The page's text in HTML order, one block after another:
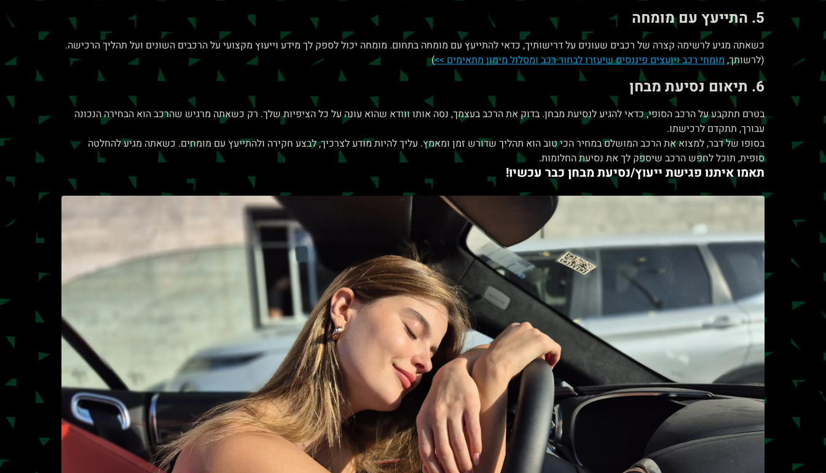
5. התייעץ עם מומחה
כשאתה מגיע לרשימה קצרה של רכבים שעונים על דרישותיך, כדאי להתייעץ עם מומחה בתחום. מומחה יכול לספק לך מידע וייעוץ מקצועי על הרכבים השונים ועל תהליך הרכישה.
(לרשותך,מומחי רכב ויועצים פיננסים שיעזרו לבחור רכב ומסלול מימון מתאימים >>)
6. תיאום נסיעת מבחן
בטרם תתקבע על הרכב הסופי, כדאי להגיע לנסיעת מבחן. בדוק את הרכב בעצמך, נסה אותו ווודא שהוא עונה על כל הציפיות שלך. רק כשאתה מרגיש שהרכב הוא הבחירה הנכונה
עבורך, תתקדם לרכישתו.
בסופו של דבר, למצוא את הרכב המושלם במחיר הכי טוב הוא תהליך שדורש זמן ומאמץ. עליך להיות מודע לצרכיך, לבצע חקירה ולהתייעץ עם מומחים. כשאתה מגיע להחלטה
סופית, תוכל לחפש הרכב שיספק לך את נסיעת החלומות.
תאמו איתנו פגישת ייעוץ/נסיעת מבחן כבר עכשיו!